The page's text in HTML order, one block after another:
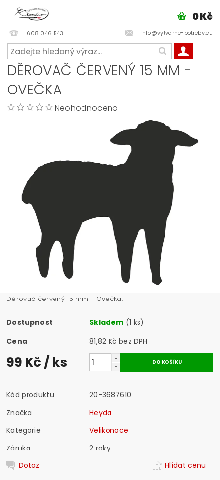
608 046 543 info@vytvarne-potreby.eu
0 Kč
DĚROVAČ ČERVENÝ 15 MM -
OVEČKA
Neohodnoceno
Děrovač červený 15 mm - Ovečka.
Dostupnost Skladem (1 ks)
Cena
81,82 Kč bez DPH
99 Kč/ ks
Kód produktu
20-3687610
Značka
Heyda
Kategorie
Velikonoce
Záruka
2 roky
Dotaz
Hlídat cenu